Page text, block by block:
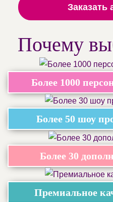
Заказать
Почему
Более 1000
Более 50 шоу
Более 30
Премиальное